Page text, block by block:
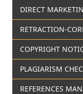
DIRECT
RETRACTION-
COPYRIGHT
PLAGIARISM
REFERENCES